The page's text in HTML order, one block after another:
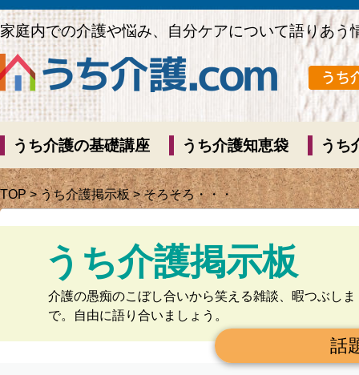
家庭内での介護や悩み、自分ケアについて語りあう
うち介護の基礎講座 うち介護知恵袋 うち
TOP>うち介護掲示板> そろそろ・・・
うち介護掲示板
介護の愚痴のこぼし合いから笑える雑談、暇つぶしま
で。自由に語り合いましょう。
話